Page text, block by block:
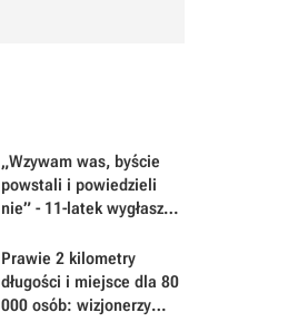
„Wzywam was, byście
powstali i powiedzieli
nie” - 11-latek wygłasza
zapobiec budowie
ogromnego centrum
danych AI od Google
Prawie 2 kilometry
długości i miejsce dla 80
000 osób: wizjonerzy